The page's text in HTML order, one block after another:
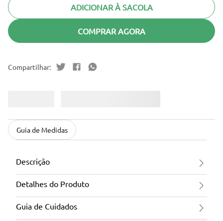
ADICIONAR À SACOLA
COMPRAR AGORA
Guia de Medidas
Descrição
Detalhes do Produto
Guia de Cuidados